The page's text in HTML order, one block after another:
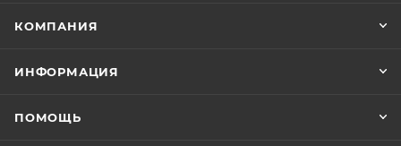
КОМПАНИЯ
ИНФОРМАЦИЯ
ПОМОЩЬ